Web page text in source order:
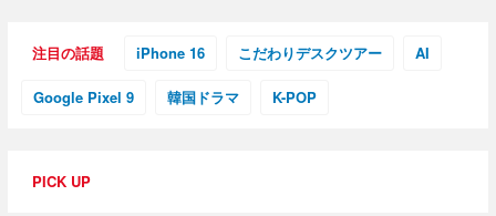
注目の話題 iPhone 16 こだわりデスクツアー AI
Google Pixel 9 韓国ドラマ K-POP
PICK UP